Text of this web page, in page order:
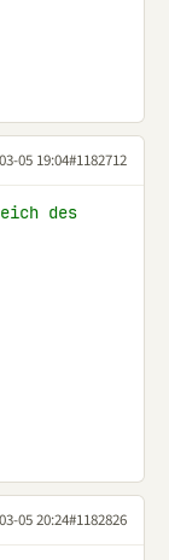
05 19:04#1182712
des
05 20:24#1182826